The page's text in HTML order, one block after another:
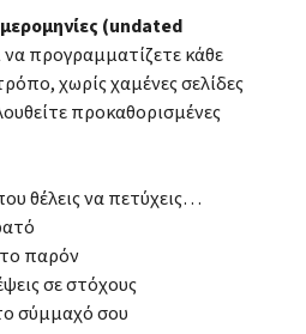
(undated
να προγραμματίζετε κάθε
χωρίς χαμένες σελίδες
προκαθορισμένες
θέλεις να πετύχεις…
παρόν
σε στόχους
σύμμαχό σου